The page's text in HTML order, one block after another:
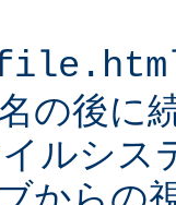
の後に
ルシス